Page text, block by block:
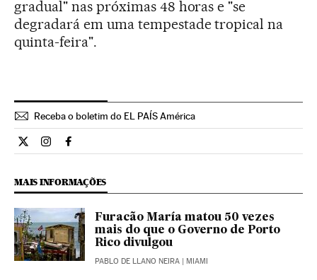
gradual" nas próximas 48 horas e "se
degradará em uma tempestade tropical na
quinta-feira".
Receba o boletim do EL PAÍS América
Internacional El País Brasil en Twitter
Internacional El País Brasil en Instagram
Internacional El País Brasil en Facebook
MAIS INFORMAÇÕES
Furacão María matou 50 vezes
mais do que o Governo de Porto
Rico divulgou
PABLO DE LLANO NEIRA | MIAMI